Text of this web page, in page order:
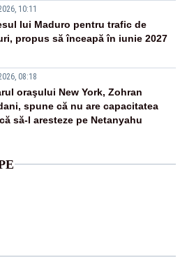
10:11
lui Maduro pentru trafic de
propus să înceapă în iunie 2027
08:18
oraşului New York, Zohran
spune că nu are capacitatea
să-l aresteze pe Netanyahu